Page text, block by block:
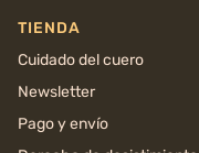
TIENDA
Cuidado del cuero
Newsletter
Pago y envío